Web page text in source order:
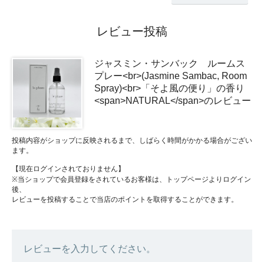
レビュー投稿
ジャスミン・サンバック ルームス
プレー<br>(Jasmine Sambac, Room
Spray)<br>「そよ風の便り」の香り
<span>NATURAL</span>のレビュー
投稿内容がショップに反映されるまで、しばらく時間がかかる場合がござい
ます。
【現在ログインされておりません】
※当ショップで会員登録をされているお客様は、トップページよりログイン
後、
レビューを投稿することで当店のポイントを取得することができます。
レビューを入力してください。